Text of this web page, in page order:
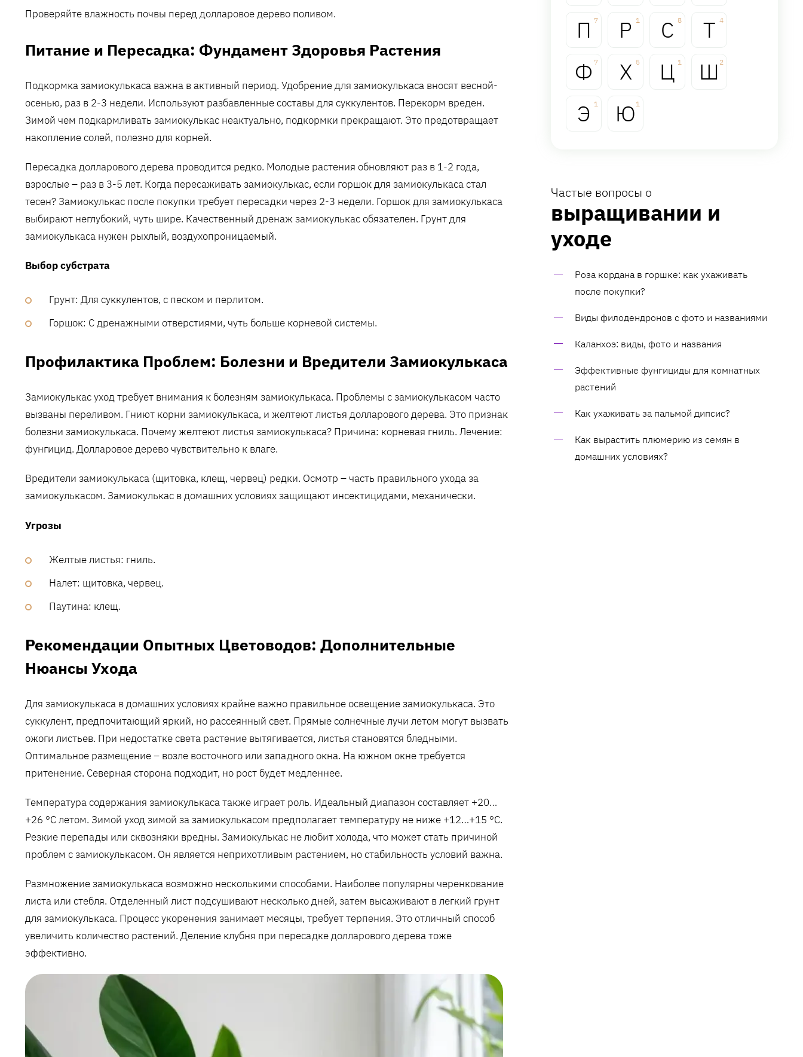
Проверяйте влажность почвы перед долларовое дерево поливом.
Питание и Пересадка: Фундамент Здоровья Растения
Подкормка замиокулькаса важна в активный период. Удобрение для замиокулькаса вносят весной-
осенью, раз в 2-3 недели. Используют разбавленные составы для суккулентов. Перекорм вреден.
Зимой чем подкармливать замиокулькас неактуально, подкормки прекращают. Это предотвращает
накопление солей, полезно для корней.
Пересадка долларового дерева проводится редко. Молодые растения обновляют раз в 1-2 года,
взрослые – раз в 3-5 лет. Когда пересаживать замиокулькас, если горшок для замиокулькаса стал
тесен? Замиокулькас после покупки требует пересадки через 2-3 недели. Горшок для замиокулькаса
выбирают неглубокий, чуть шире. Качественный дренаж замиокулькас обязателен. Грунт для
замиокулькаса нужен рыхлый, воздухопроницаемый.
Выбор субстрата
Грунт: Для суккулентов, с песком и перлитом.
Горшок: С дренажными отверстиями, чуть больше корневой системы.
Профилактика Проблем: Болезни и Вредители Замиокулькаса
Замиокулькас уход требует внимания к болезням замиокулькаса. Проблемы с замиокулькасом часто
вызваны переливом. Гниют корни замиокулькаса, и желтеют листья долларового дерева. Это признак
болезни замиокулькаса. Почему желтеют листья замиокулькаса? Причина: корневая гниль. Лечение:
фунгицид. Долларовое дерево чувствительно к влаге.
Вредители замиокулькаса (щитовка, клещ, червец) редки. Осмотр – часть правильного ухода за
замиокулькасом. Замиокулькас в домашних условиях защищают инсектицидами, механически.
Угрозы
Желтые листья: гниль.
Налет: щитовка, червец.
Паутина: клещ.
Рекомендации Опытных Цветоводов: Дополнительные
Нюансы Ухода
Для замиокулькаса в домашних условиях крайне важно правильное освещение замиокулькаса. Это
суккулент, предпочитающий яркий, но рассеянный свет. Прямые солнечные лучи летом могут вызвать
ожоги листьев. При недостатке света растение вытягивается, листья становятся бледными.
Оптимальное размещение – возле восточного или западного окна. На южном окне требуется
притенение. Северная сторона подходит, но рост будет медленнее.
Температура содержания замиокулькаса также играет роль. Идеальный диапазон составляет +20…
+26 °C летом. Зимой уход зимой за замиокулькасом предполагает температуру не ниже +12…+15 °C.
Резкие перепады или сквозняки вредны. Замиокулькас не любит холода, что может стать причиной
проблем с замиокулькасом. Он является неприхотливым растением, но стабильность условий важна.
Размножение замиокулькаса возможно несколькими способами. Наиболее популярны черенкование
листа или стебля. Отделенный лист подсушивают несколько дней, затем высаживают в легкий грунт
для замиокулькаса. Процесс укоренения занимает месяцы, требует терпения. Это отличный способ
увеличить количество растений. Деление клубня при пересадке долларового дерева тоже
эффективно.
П 7 Р 1 С 8 Т 4
Ф 7 Х 5 Ц 1 Ш 2
Э 1 Ю 1
Частые вопросы о
выращивании и
уходе
Роза кордана в горшке: как ухаживать
после покупки?
Виды филодендронов с фото и названиями
Каланхоэ: виды, фото и названия
Эффективные фунгициды для комнатных
растений
Как ухаживать за пальмой дипсис?
Как вырастить плюмерию из семян в
домашних условиях?